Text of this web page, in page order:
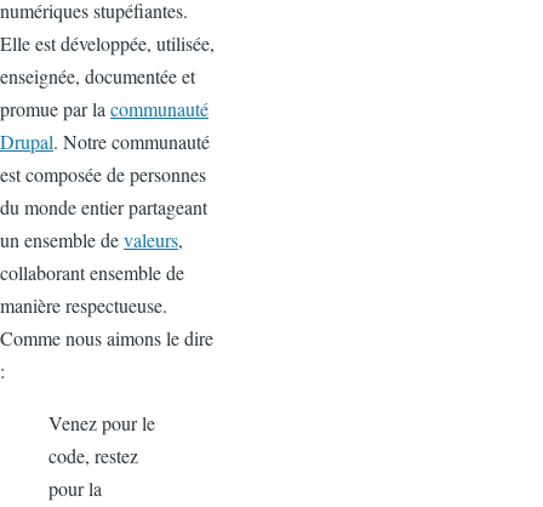
numériques stupéfiantes.
Elle est développée, utilisée,
enseignée, documentée et
promue par lacommunauté
Drupal. Notre communauté
est composée de personnes
du monde entier partageant
un ensemble devaleurs,
collaborant ensemble de
manière respectueuse.
Comme nous aimons le dire
:
Venez pour le
code, restez
pour la